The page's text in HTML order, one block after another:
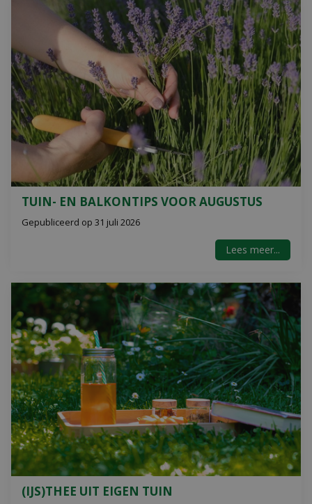
TUIN- EN BALKONTIPS VOOR AUGUSTUS
Gepubliceerd op 31 juli 2026
Lees meer...
(IJS)THEE UIT EIGEN TUIN